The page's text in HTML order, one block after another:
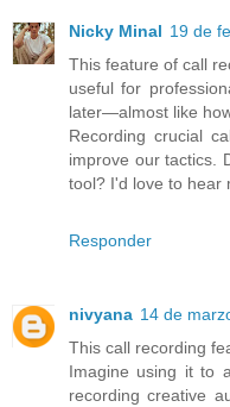
Nicky Minal 19 de
This feature of call
useful for
later—almost like
Recording crucial
improve our tactics.
tool? I'd love to hear
Responder
nivyana 14 de
This call recording
Imagine using it to
recording creative